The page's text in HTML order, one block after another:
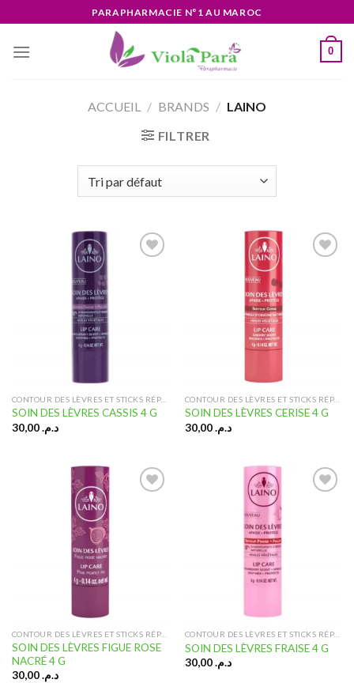
to
content
PARAPHARMACIE N°1 AU MAROC
0
ACCUEIL / BRANDS / LAINO
FILTRER
CONTOUR DES LÈVRES ET STICKS RÉPARATEURS
SOIN DES LÈVRES CASSIS 4 G
د.م.30,00
CONTOUR DES LÈVRES ET STICKS RÉPARATEURS
SOIN DES LÈVRES CERISE 4 G
د.م.30,00
CONTOUR DES LÈVRES ET STICKS RÉPARATEURS
SOIN DES LÈVRES FIGUE ROSE
NACRÉ 4 G
د.م.30,00
CONTOUR DES LÈVRES ET STICKS RÉPARATEURS
SOIN DES LÈVRES FRAISE 4 G
د.م.30,00